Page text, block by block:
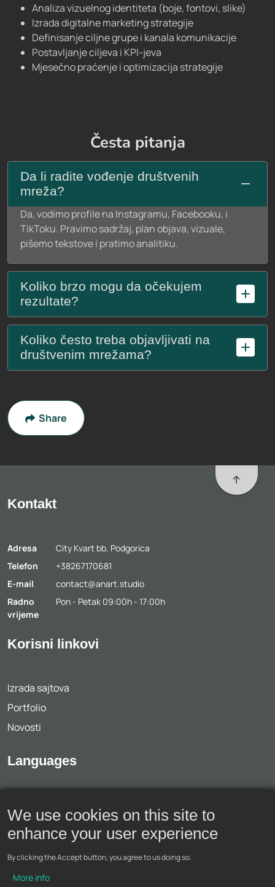
Analiza vizuelnog identiteta (boje, fontovi, slike)
Izrada digitalne marketing strategije
Definisanje ciljne grupe i kanala komunikacije
Postavljanje ciljeva i KPI-jeva
Mjesečno praćenje i optimizacija strategije
Česta pitanja
Da li radite vođenje društvenih
mreža?
Da, vodimo profile na Instagramu, Facebooku, i
TikToku. Pravimo sadržaj, plan objava, vizuale,
pišemo tekstove i pratimo analitiku.
Koliko brzo mogu da očekujem
rezultate?
Koliko često treba objavljivati na
društvenim mrežama?
Share
Kontakt
Adresa
City Kvart bb, Podgorica
Telefon
+38267170681
E-mail
contact@anart.studio
Radno
vrijeme
Pon - Petak 09:00h - 17:00h
Korisni linkovi
Izrada sajtova
Portfolio
Novosti
Languages
English
To top
Facebook
We use cookies on this site to
enhance your user experience
By clicking the Accept button, you agree to us doing so.
More info